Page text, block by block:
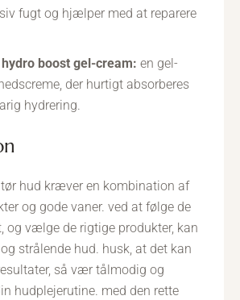
fugt og hjælper med at reparere
boost gel-cream: en gel-
der hurtigt absorberes
hydrering.
hud kræver en kombination af
og gode vaner. ved at følge de
og vælge de rigtige produkter, kan
strålende hud. husk, at det kan
så vær tålmodig og
hudplejerutine. med den rette